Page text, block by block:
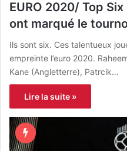
EURO 2020/ Top
ont marqué le
Ils sont six. Ces talentueux
empreinte l’euro 2020.
Kane (Angletterre), Patrcik…
Lire la suite »